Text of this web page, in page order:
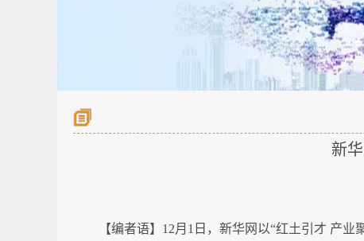
新
【编者语】12月1日，新华网以“红土引才 产